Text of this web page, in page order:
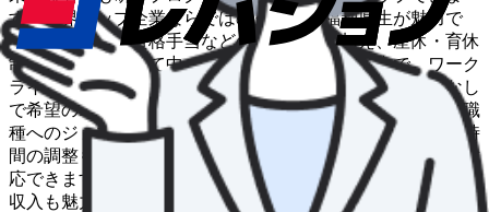
す。業界トップ企業ならではの充実した福利厚生が魅力で
す。家族手当や資格手当などの各種手当に加え、産休・育休
制度も完備。子育て中のドライバーも多数活躍中で、ワーク
ライフバランスを重視した働き方が実現できます。転勤なし
で希望のエリアで長く働き続けられ、事務職や営業など別職
種へのジョブチェンジも可能。家庭の事情に合わせて勤務時
間の調整もできるため、ライフステージの変化にも柔軟に対
応できます。月給28万円～45万円+賞与年3回と、安定した
収入も魅力。未経験でも安心してキャリアを築ける環境が整